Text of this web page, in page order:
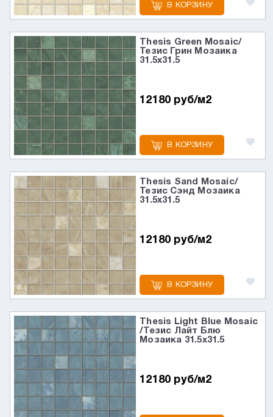
В КОРЗИНУ
Thesis Green Mosaic/
Тезис Грин Мозаика
31.5x31.5
12180 руб/м2
В КОРЗИНУ
Thesis Sand Mosaic/
Тезис Сэнд Мозаика
31.5x31.5
12180 руб/м2
В КОРЗИНУ
Thesis Light Blue Mosaic
/Тезис Лайт Блю
Мозаика 31.5x31.5
12180 руб/м2